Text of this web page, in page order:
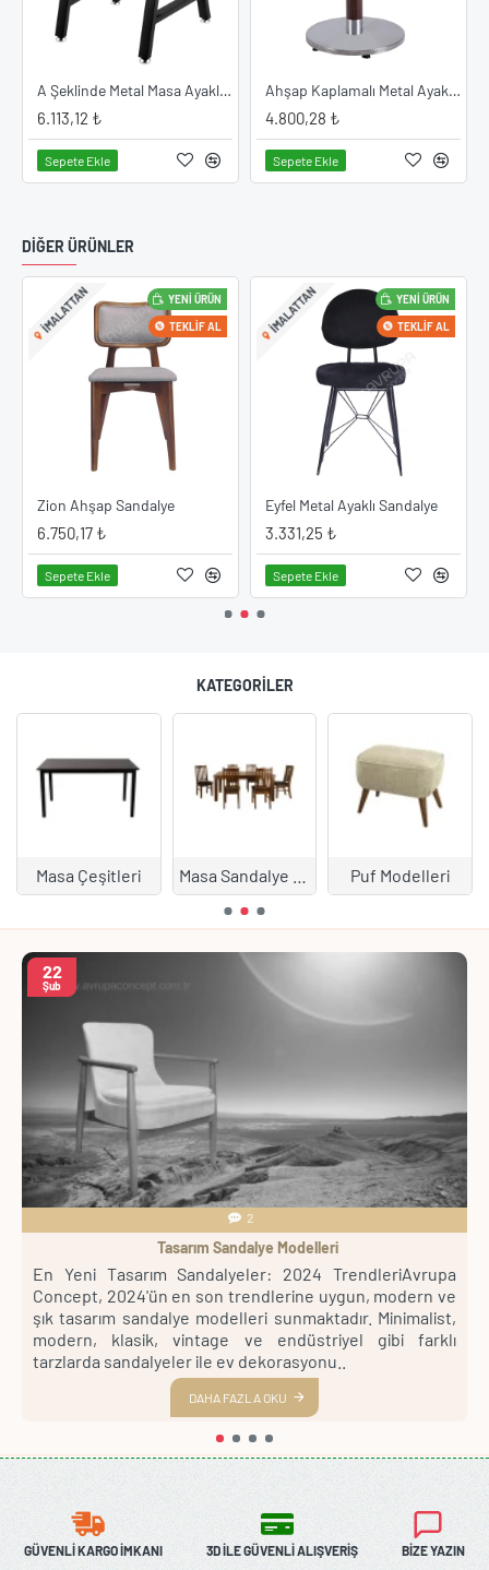
A Şeklinde Metal Masa Ayakları
6.113,12 ₺
Sepete Ekle
Ahşap Kaplamalı Metal Ayak Modeli
4.800,28 ₺
Sepete Ekle
DIĞER ÜRÜNLER
YENI ÜRÜN
IMALATTAN TEKLIF AL
Zion Ahşap Sandalye
6.750,17 ₺
Sepete Ekle
YENI ÜRÜN
IMALATTAN TEKLIF AL
Eyfel Metal Ayaklı Sandalye
3.331,25 ₺
Sepete Ekle
KATEGORILER
Masa Çeşitleri Puf Modelleri
22
Şub
2
Tasarım Sandalye Modelleri
En Yeni Tasarım Sandalyeler: 2024 TrendleriAvrupa
Concept, 2024'ün en son trendlerine uygun, modern ve
şık tasarım sandalye modelleri sunmaktadır. Minimalist,
modern, klasik, vintage ve endüstriyel gibi farklı
tarzlarda sandalyeler ile ev dekorasyonu..
DAHA FAZLA OKU
GÜVENLI KARGO İMKANI 3D İLE GÜVENLI ALIŞVERIŞ BIZE YAZIN